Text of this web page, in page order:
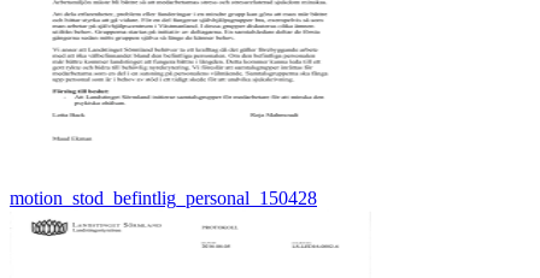
motion_stod_befintlig_personal_150428